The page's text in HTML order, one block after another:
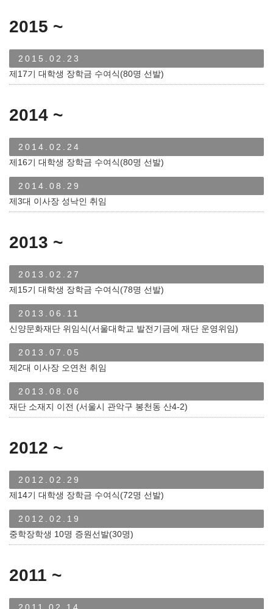
2015 ~
2015.02.23
제17기 대학생 장학금 수여식(80명 선발)
2014 ~
2014.02.24
제16기 대학생 장학금 수여식(80명 선발)
2014.08.29
제3대 이사장 성낙인 취임
2013 ~
2013.02.27
제15기 대학생 장학금 수여식(78명 선발)
2013.06.11
신양문화재단 위임식(서울대학교 발전기금에 재단 운영위임)
2013.07.05
제2대 이사장 오연천 취임
2013.08.06
재단 소재지 이전 (서울시 관악구 봉천동 산4-2)
2012 ~
2012.02.29
제14기 대학생 장학금 수여식(72명 선발)
2012.02.19
중학장학생 10명 증원선발(30명)
2011 ~